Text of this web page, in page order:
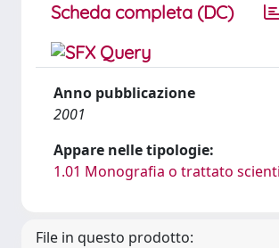
Scheda completa (DC)
Anno pubblicazione
2001
Appare nelle tipologie:
1.01 Monografia o trattato
File in questo prodotto: